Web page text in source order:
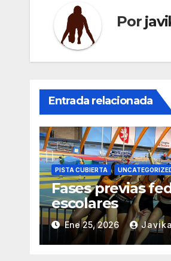
Por
Entrada relacionada
PISTA CUBIERTA
Fases previas
escolares
Ene 25, 2026